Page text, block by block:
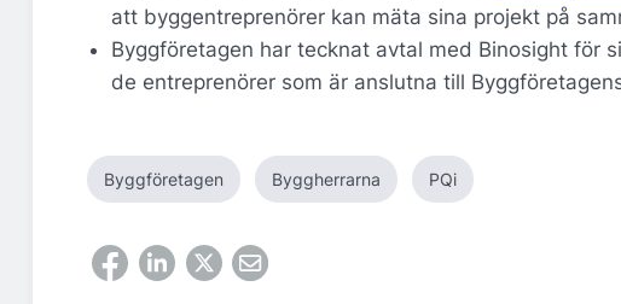
att byggentreprenörer kan mäta sina projekt på
Byggföretagen har tecknat avtal med Binosight för
de entreprenörer som är anslutna till
Byggföretagen Byggherrarna PQi